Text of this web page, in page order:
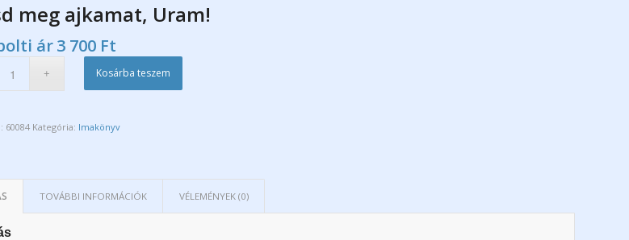
meg ajkamat, Uram!
ár3 700 Ft
Kosárba teszem
60084 Kategória: Imakönyv
TOVÁBBI INFORMÁCIÓK VÉLEMÉNYEK (0)